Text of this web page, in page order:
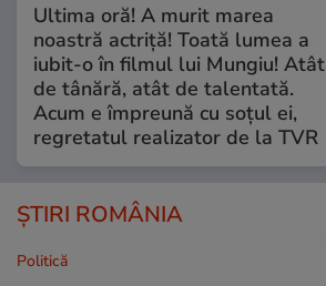
Ultima oră! A murit marea
noastră actriță! Toată lumea a
iubit-o în filmul lui Mungiu! Atât
de tânără, atât de talentată.
Acum e împreună cu soțul ei,
regretatul realizator de la TVR
ȘTIRI ROMÂNIA
Politică